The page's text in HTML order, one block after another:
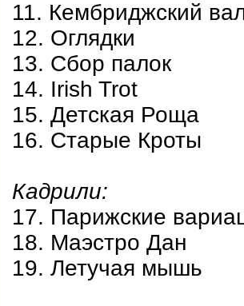
11. Кембриджский
12. Оглядки
13. Сбор палок
14. Irish Trot
15. Детская Роща
16. Старые Кроты
Кадрили:
17. Парижские
18. Маэстро Дан
19. Летучая мышь